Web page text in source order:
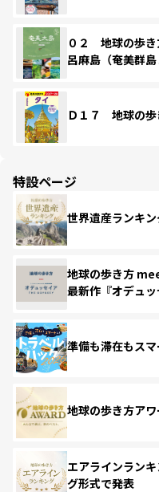
０２ 地球の歩
呂麻島（奄美群
Ｄ１７ 地球の
特設ページ
世界遺産ランキ
地球の歩き方
最新作『オデュッ
準備も滞在もス
地球の歩き方ア
エアラインラン
グ形式で発表